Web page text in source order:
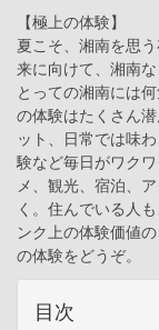
【極上の体験】
夏こそ、湘南を思
来に向けて、湘南
とっての湘南には
の体験はたくさん
ット、日常では味
験など毎日がワク
メ、観光、宿泊、
く。住んでいる人
ンク上の体験価値
の体験をどうぞ。
目次